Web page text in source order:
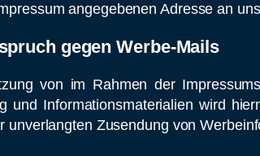
angegebenen Adresse an
gegen Werbe-Mails
von im Rahmen der
und Informationsmaterialien wird
unverlangten Zusendung von